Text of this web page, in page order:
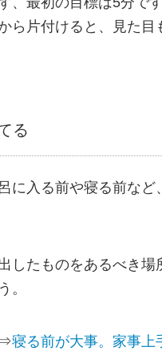
ら片付けると、見た
る
に入る前や寝る前な
したものをあるべき
。
寝る前が大事。家事上